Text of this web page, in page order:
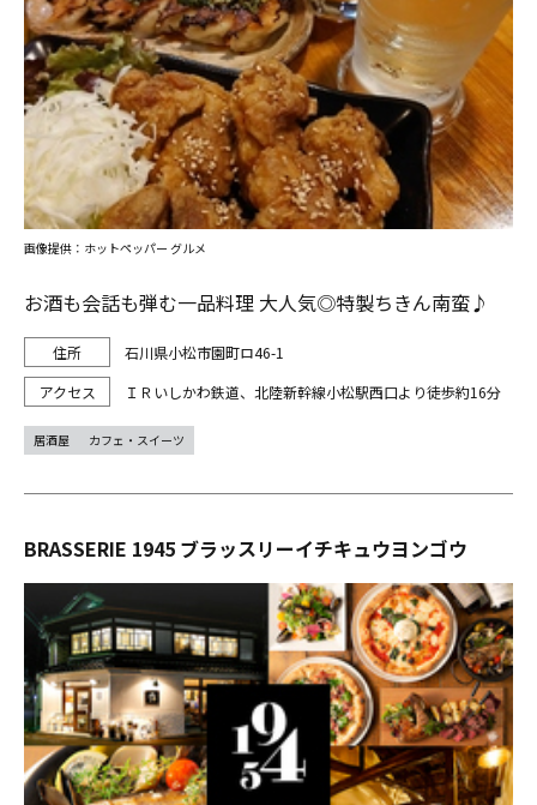
お酒も会話も弾む一品料理 大人気◎特製ちきん南蛮♪
石川県小松市園町ロ46-1
ＩＲいしかわ鉄道、北陸新幹線小松駅西口より徒歩約16分
画像提供：ホットペッパー グルメ
居酒屋 カフェ・スイーツ
BRASSERIE 1945 ブラッスリーイチキュウヨンゴウ